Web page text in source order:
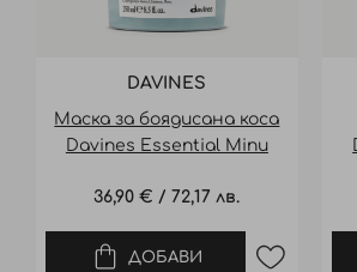
DAVINES
Маска за боядисана коса
Davines Essential Minu
36,90 € / 72,17 лв.
ДОБАВИ